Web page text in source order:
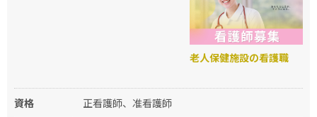
老人保健施設の看護職
資格 正看護師、准看護師